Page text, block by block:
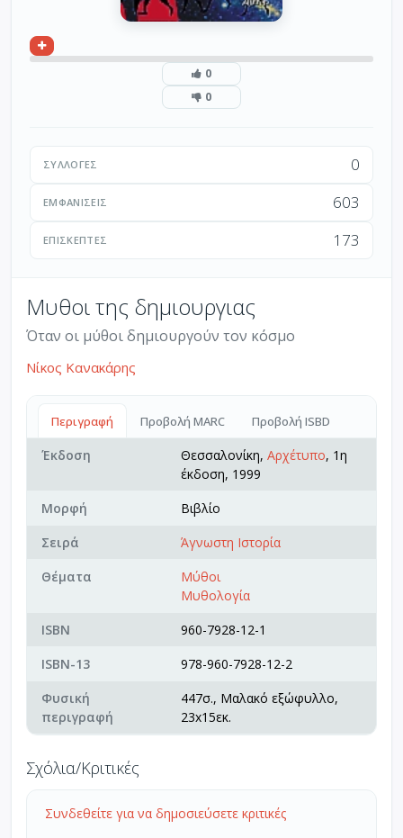
0
0
ΣΥΛΛΟΓΈΣ 0
ΕΜΦΑΝΊΣΕΙΣ 603
ΕΠΙΣΚΈΠΤΕΣ 173
Μυθοι της δημιουργιας
Όταν οι μύθοι δημιουργούν τον κόσμο
Νίκος Κανακάρης
Περιγραφή Προβολή MARC Προβολή ISBD
Έκδοση Θεσσαλονίκη, Αρχέτυπο, 1η
έκδοση, 1999
Μορφή
Βιβλίο
Σειρά
Άγνωστη Ιστορία
Θέματα
Μύθοι
Μυθολογία
ISBN
960-7928-12-1
ISBN-13
978-960-7928-12-2
Φυσική
περιγραφή
447σ., Μαλακό εξώφυλλο,
23x15εκ.
Σχόλια/Κριτικές
Συνδεθείτε για να δημοσιεύσετε κριτικές